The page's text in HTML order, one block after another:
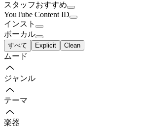
スタッフおすすめ
YouTube Content ID
インスト
ボーカル
すべて Explicit Clean
ムード
ジャンル
テーマ
楽器